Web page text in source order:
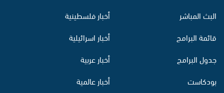
البث المباشر
قائمة البرامج
جدول البرامج
بودكاست
أخبار فلسطينية
أخبار اسرائيلية
أخبار عربية
أخبار عالمية